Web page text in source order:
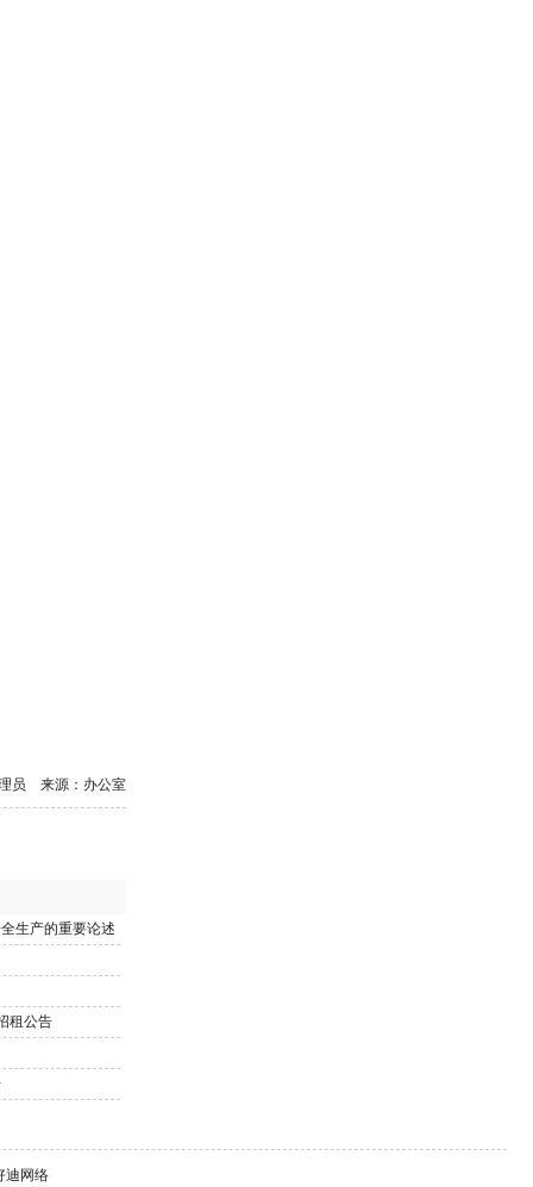
员 来源：办公室
生产的重要论述
租公告
迪网络